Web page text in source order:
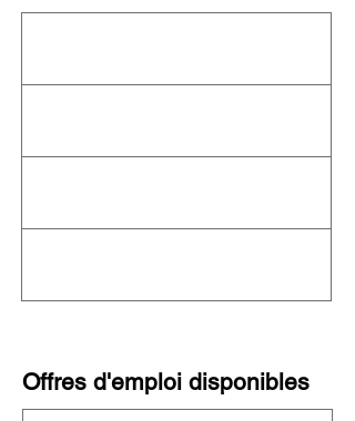
événements à venir.
Offres d'emploi disponibles